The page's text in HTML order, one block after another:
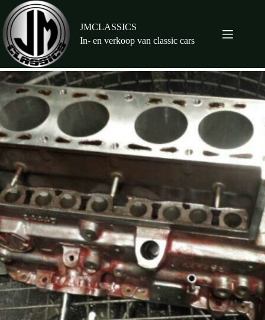
naar
de
inhoud
JMCLASSICS
In- en verkoop van classic cars